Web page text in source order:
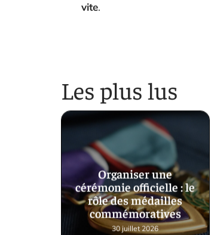
vite.
Les plus lus
Organiser une
cérémonie officielle : le
rôle des médailles
commémoratives
30 juillet 2026